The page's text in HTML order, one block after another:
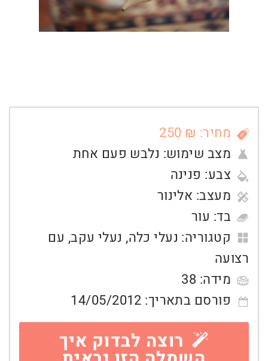
מחיר: ₪ 250
מצב שימוש: נלבש פעם אחת
צבע: פנינה
מעצב: אלינור
בד: עור
קטגוריה: נעלי כלה, נעלי עקב, עם
רצועה
מידה: 38
פורסם בתאריך: 14/05/2012
רוצה לבדוק איך